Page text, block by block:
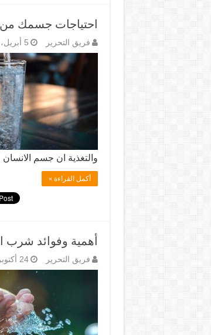
احتياجات جسمك
فريق التحرير 5 أبريل، 2024
والتغذية ان جسم
أكمل القراءة »
أهمية وفوائد شرب
فريق التحرير 24 أكتوبر، 2023